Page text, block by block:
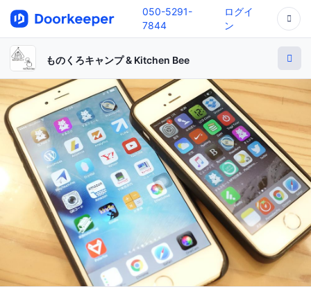
050-5291-
7844
ログイ
ン
ものくろキャンプ & Kitchen Bee